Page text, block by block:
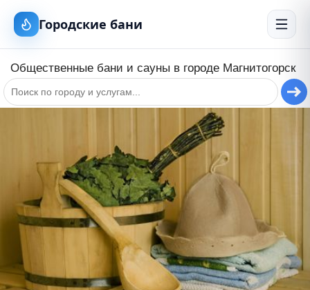
Городские бани
Общественные бани и сауны в городе Магнитогорск
+